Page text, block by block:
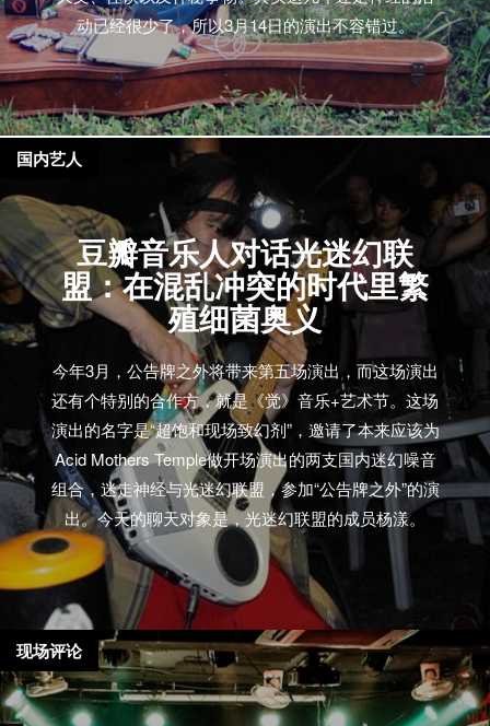
动已经很少了，所以3月14日的演出不容错过。
豆瓣音乐人对话光迷幻联
盟：在混乱冲突的时代里繁
殖细菌奥义
今年3月，公告牌之外将带来第五场演出，而这场演出
还有个特别的合作方，就是《觉》音乐+艺术节。这场
演出的名字是“超饱和现场致幻剂”，邀请了本来应该为
Acid Mothers Temple做开场演出的两支国内迷幻噪音
组合，迷走神经与光迷幻联盟，参加“公告牌之外”的演
出。今天的聊天对象是，光迷幻联盟的成员杨漾。
国内艺人
现场评论